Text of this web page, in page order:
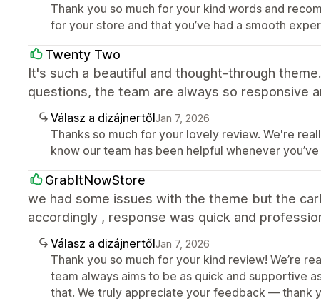
Thank you so much for your kind words and
for your store and that you’ve had a smooth
Twenty Two
It's such a beautiful and thought-through
questions, the team are always so responsive
Válasz a dizájnertőlJan 7, 2026
Thanks so much for your lovely review. We're
know our team has been helpful whenever
GrabItNowStore
we had some issues with the theme but the
accordingly , response was quick and
Válasz a dizájnertőlJan 7, 2026
Thank you so much for your kind review! We’re
team always aims to be as quick and supportive
that. We truly appreciate your feedback — thank